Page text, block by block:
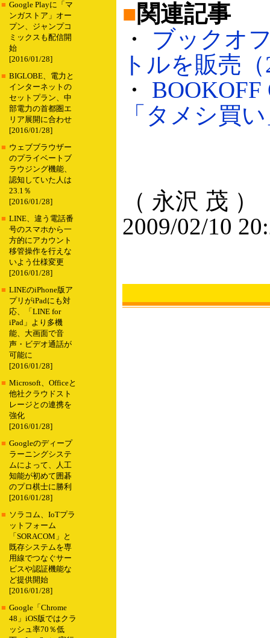
■ Google Playに「マ
ンガストア」オー
プン、ジャンプコ
ミックスも配信開
始
[2016/01/28]
■ BIGLOBE、電力と
インターネットの
セットプラン、中
部電力の首都圏エ
リア展開に合わせ
[2016/01/28]
■ ウェブブラウザー
のプライベートブ
ラウジング機能、
認知していた人は
23.1％
[2016/01/28]
■ LINE、違う電話番
号のスマホから一
方的にアカウント
移管操作を行えな
いよう仕様変更
[2016/01/28]
■ LINEのiPhone版ア
プリがiPadにも対
応、「LINE for
iPad」より多機
能、大画面で音
声・ビデオ通話が
可能に
[2016/01/28]
■ Microsoft、Officeと
他社クラウドスト
レージとの連携を
強化
[2016/01/28]
■ Googleのディープ
ラーニングシステ
ムによって、人工
知能が初めて囲碁
のプロ棋士に勝利
[2016/01/28]
■ ソラコム、IoTプラ
ットフォーム
「SORACOM」と
既存システムを専
用線でつなぐサー
ビスや認証機能な
ど提供開始
[2016/01/28]
■ Google「Chrome
48」iOS版ではクラ
ッシュ率70％低
■関連記事
・ ブックオ
トルを販売
・
「タメシ買
（ 永沢 茂 ）
2009/02/10